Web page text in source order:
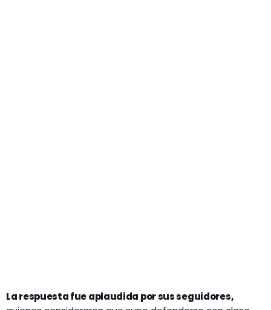
La respuesta fue aplaudida por sus seguidores,